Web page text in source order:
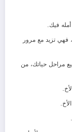
فيك.
فهي تزيد مع مرور
مراحل حياتك، من